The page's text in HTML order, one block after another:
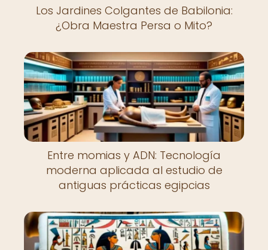
Los Jardines Colgantes de Babilonia:
¿Obra Maestra Persa o Mito?
Entre momias y ADN: Tecnología
moderna aplicada al estudio de
antiguas prácticas egipcias